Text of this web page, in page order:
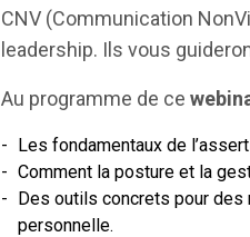
CNV (Communication
leadership. Ils vous
Au programme de ce
Les fondamentaux de
Comment la posture et la
Des outils concrets pour
personnelle.